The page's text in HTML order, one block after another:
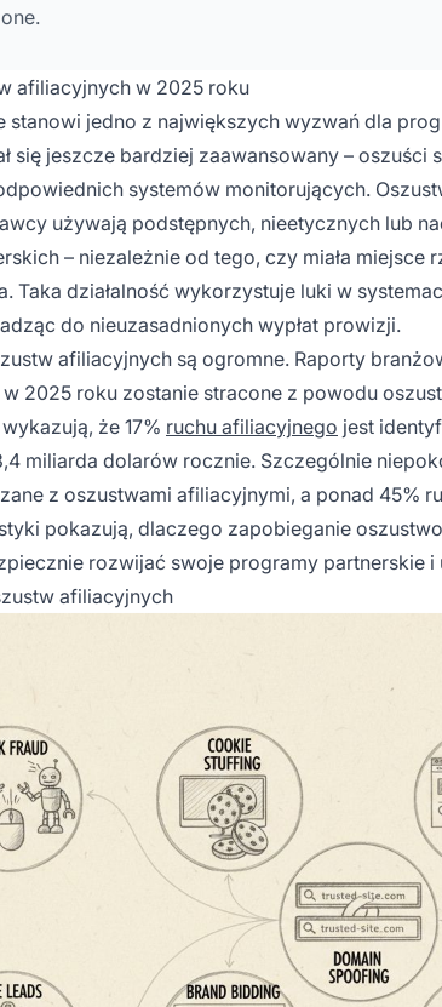
afiliacyjnych w 2025 roku
stanowi jedno z największych wyzwań dla
się jeszcze bardziej zaawansowany –
systemów monitorujących.
używają podstępnych, nieetycznych lub
– niezależnie od tego, czy miała
Taka działalność wykorzystuje luki w
do nieuzasadnionych wypłat prowizji.
afiliacyjnych są ogromne. Raporty
2025 roku zostanie stracone z powodu
że 17% ruchu afiliacyjnego jest
miliarda dolarów rocznie. Szczególnie
z oszustwami afiliacyjnymi, a ponad 45%
pokazują, dlaczego zapobieganie
rozwijać swoje programy partnerskie
afiliacyjnych